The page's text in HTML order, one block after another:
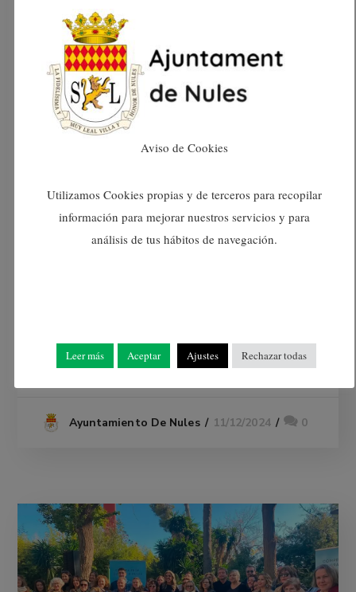
T´AVALEM és una iniciativa educativa que s
´inicia amb el compromís de formar la propera
generació de professionals en àrees clau per al
desenvolupament econòmic i social. Amb una
metodologia pràctica i accessible, treballarem
per construir un futur més prometedor pels joves
READ MORE
Ayuntamiento De Nules 11/12/2024 0
Aviso de Cookies
Utilizamos Cookies propias y de terceros para recopilar
información para mejorar nuestros servicios y para
análisis de tus hábitos de navegación.
Leer más Aceptar Ajustes Rechazar todas